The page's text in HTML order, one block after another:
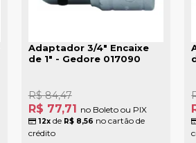
Adaptador 3/4" Encaixe
de 1" - Gedore 017090
R$ 77,71 no Boleto ou PIX
R$ 84,47
12xde R$ 8,56 no cartão de
crédito